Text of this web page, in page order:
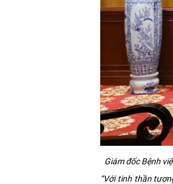
Giám đốc Bệnh
“Với tinh thần